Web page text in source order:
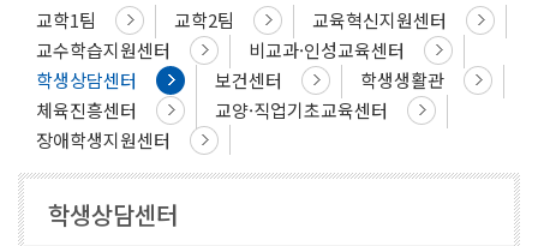
교학1팀 교학2팀
교육혁신지원센터
교수학습지원센터
비교과·인성교육센터
학생상담센터
보건센터
학생생활관
체육진흥센터
교양·직업기초교육센터
장애학생지원센터
학생상담센터